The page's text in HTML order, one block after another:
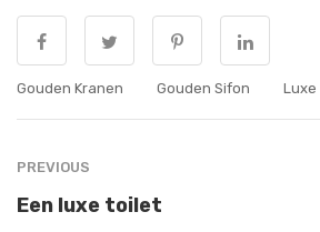
Gouden Kranen Gouden Sifon Luxe
PREVIOUS
Een luxe toilet